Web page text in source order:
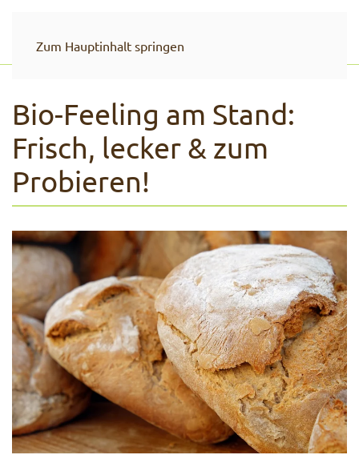
Zum Hauptinhalt springen
Bio-Feeling am Stand:
Frisch, lecker & zum
Probieren!